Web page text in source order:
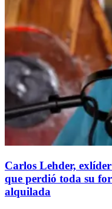
Carlos Lehder,
que perdió toda su
alquilada